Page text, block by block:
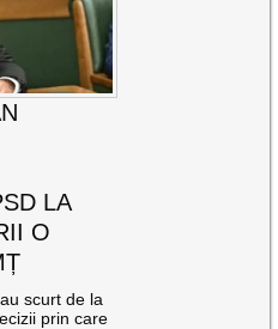
LA
O
scurt de la
prin care